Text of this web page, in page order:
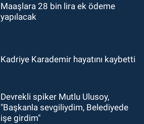
Maaşlara 28 bin lira ek ödeme
yapılacak
Kadriye Karademir hayatını kaybetti
Devrekli spiker Mutlu Ulusoy,
"Başkanla sevgiliydim, Belediyede
işe girdim"